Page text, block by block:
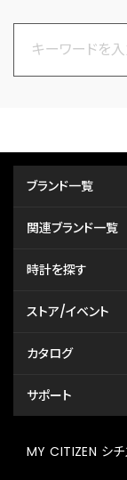
ブランド一覧
関連ブランド一覧
時計を探す
ストア/イベント
カタログ
サポート
MY CITIZEN シ